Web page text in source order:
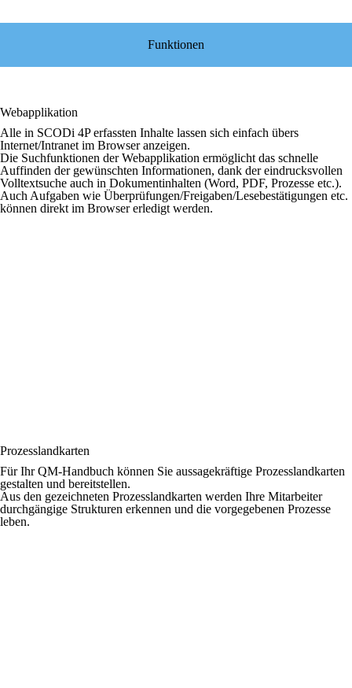
Funktionen
Webapplikation
Alle in SCODi 4P erfassten Inhalte lassen sich einfach übers
Internet/Intranet im Browser anzeigen.
Die Suchfunktionen der Webapplikation ermöglicht das schnelle
Auffinden der gewünschten Informationen, dank der eindrucksvollen
Volltextsuche auch in Dokumentinhalten (Word, PDF, Prozesse etc.).
Auch Aufgaben wie Überprüfungen/Freigaben/Lesebestätigungen etc.
können direkt im Browser erledigt werden.
Prozesslandkarten
Für Ihr QM-Handbuch können Sie aussagekräftige Prozesslandkarten
gestalten und bereitstellen.
Aus den gezeichneten Prozesslandkarten werden Ihre Mitarbeiter
durchgängige Strukturen erkennen und die vorgegebenen Prozesse
leben.